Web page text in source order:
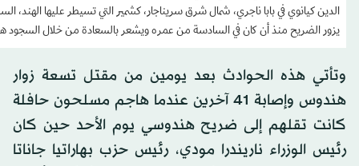
يزور الضريح منذ أن كان في السادسة من عمره ويشعر بالسعادة من خلال السجود
وتأتي هذه الحوادث بعد يومين من مقتل تسعة زوار
هندوس وإصابة 41 آخرين عندما هاجم مسلحون حافلة
كانت تقلهم إلى ضريح هندوسي يوم الأحد حين كان
رئيس الوزراء ناريندرا مودي، رئيس حزب بهاراتيا جاناتا